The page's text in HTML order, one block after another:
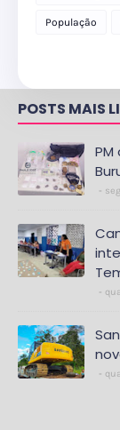
delegacia
População
POSTS MAIS